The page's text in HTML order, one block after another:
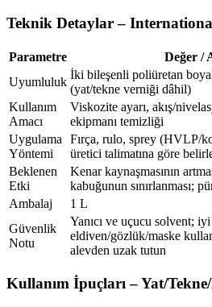
Teknik Detaylar –
Parametre
Değer /
Uyumluluk
İki bileşenli poliüretan
(yat/tekne verniği dâhil)
Kullanım
Amacı
Viskozite ayarı, akış/
ekipmanı temizliği
Uygulama
Yöntemi
Fırça, rulo, sprey (HVLP/
üretici talimatına göre
Beklenen
Etki
Kenar kaynaşmasının
kabuğunun sınırlanması;
Ambalaj
1 L
Güvenlik
Notu
Yanıcı ve uçucu solvent;
eldiven/gözlük/maske
alevden uzak tutun
Kullanım İpuçları – Yat/